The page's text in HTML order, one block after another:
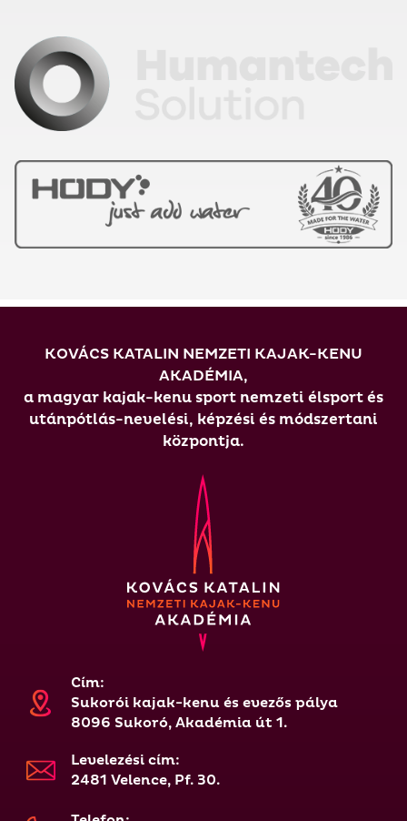
KOVÁCS KATALIN NEMZETI KAJAK-KENU
AKADÉMIA,
a magyar kajak-kenu sport nemzeti élsport és
utánpótlás-nevelési, képzési és módszertani
központja.
Cím:
Sukorói kajak-kenu és evezős pálya
8096 Sukoró, Akadémia út 1.
Levelezési cím:
2481 Velence, Pf. 30.